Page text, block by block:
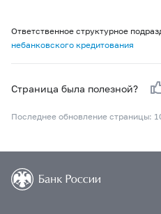
Ответственное структурное
небанковского кредитования
Страница была полезной?
Последнее обновление страницы: